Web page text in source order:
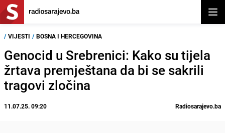
/ VIJESTI / BOSNA I HERCEGOVINA
Genocid u Srebrenici: Kako su tijela
žrtava premještana da bi se sakrili
tragovi zločina
11.07.25. 09:20 Radiosarajevo.ba